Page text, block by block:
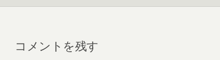
コメントを残す